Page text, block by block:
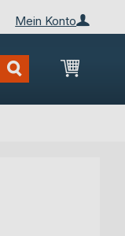
Mein Konto
Mein